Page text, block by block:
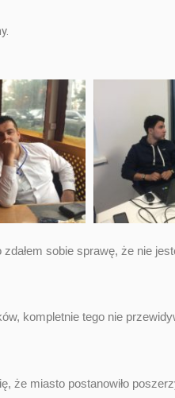
sobie sprawę, że nie
kompletnie tego nie
że miasto postanowiło